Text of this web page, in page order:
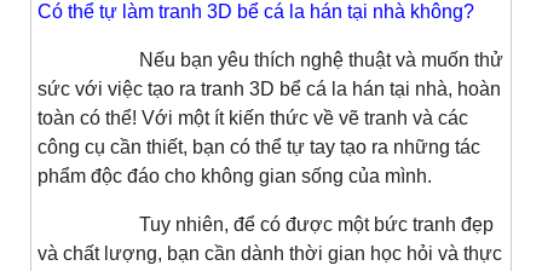
Có thể tự làm tranh 3D bể cá la hán tại nhà không?
Nếu bạn yêu thích nghệ thuật và muốn thử
sức với việc tạo ra tranh 3D bể cá la hán tại nhà, hoàn
toàn có thể! Với một ít kiến thức về vẽ tranh và các
công cụ cần thiết, bạn có thể tự tay tạo ra những tác
phẩm độc đáo cho không gian sống của mình.
Tuy nhiên, để có được một bức tranh đẹp
và chất lượng, bạn cần dành thời gian học hỏi và thực